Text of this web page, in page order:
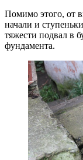
Помимо этого, от
начали и
тяжести подвал в
фундамента.